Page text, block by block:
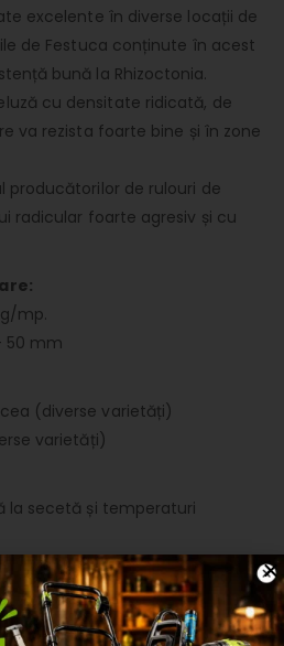
excelente în diverse locații de
de Festuca conținute în acest
bună la Rhizoctonia.
cu densitate ridicată, de
va rezista foarte bine și în zone
de rulouri de
radicular foarte agresiv și cu
mp.
50 mm
(diverse varietăți)
varietăți)
la secetă și temperaturi
zone umbrite.
și foarte atractiv.
tot parcursul anului.